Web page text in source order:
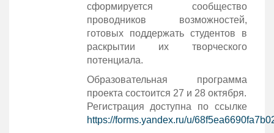
сформируется сообщество
проводников возможностей,
готовых поддержать студентов в
раскрытии их творческого
потенциала.
Образовательная программа
проекта состоится 27 и 28 октября.
Регистрация доступна по ссылке
https://forms.yandex.ru/u/